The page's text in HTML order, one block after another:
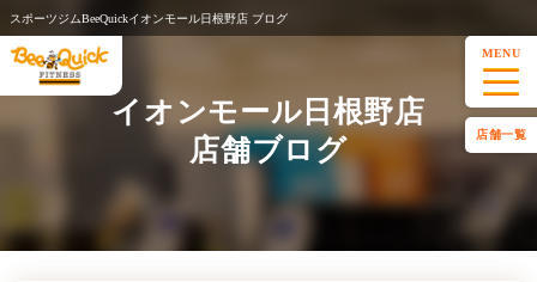
スポーツジムBeeQuickイオンモール日根野店 ブログ
MENU
店舗一覧
イオンモール日根野店
店舗ブログ